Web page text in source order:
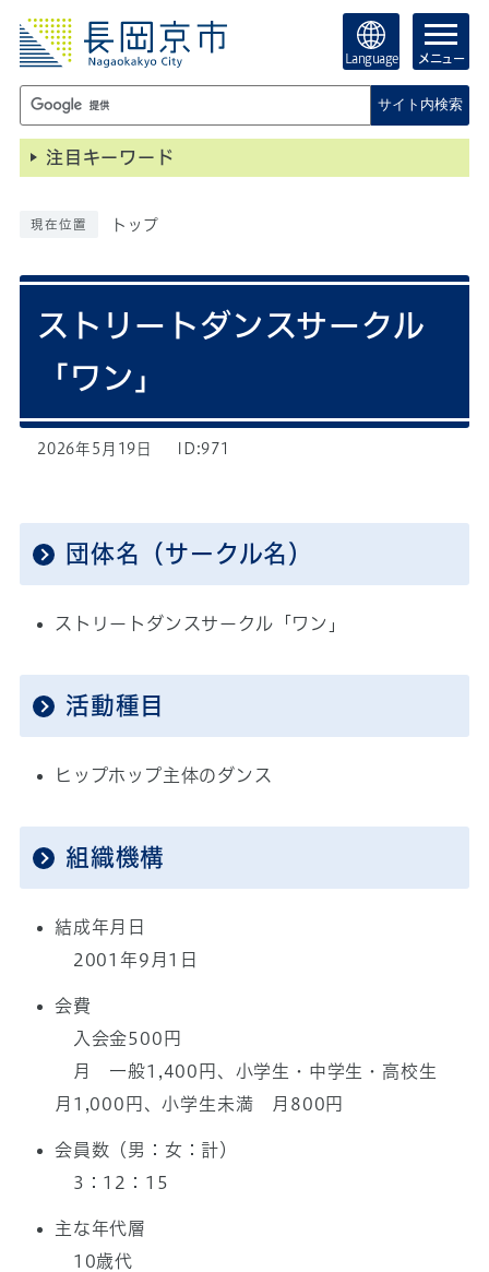
Language メニュー
サイト内検索
注目キーワード
現在位置 トップ
ストリートダンスサークル
「ワン」
2026年5月19日 ID:971
団体名（サークル名）
ストリートダンスサークル「ワン」
活動種目
ヒップホップ主体のダンス
組織機構
結成年月日
2001年9月1日
会費
入会金500円
月 一般1,400円、小学生・中学生・高校生
月1,000円、小学生未満 月800円
会員数（男：女：計）
3：12：15
主な年代層
10歳代